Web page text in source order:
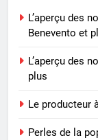
L’aperçu des
Benevento et
L’aperçu des
plus
Le producteur
Perles de la